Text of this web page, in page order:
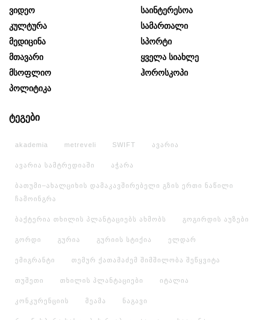
Ვიდეო
Კულტურა
Მედიცინა
Მთავარი
Მსოფლიო
Პოლიტიკა
Საინტერესოა
Სამართალი
Სპორტი
Ყველა Სიახლე
Ჰოროსკოპი
ტეგები
akademia metreveli SWIFT ავარია
ავარია სამტრედიაში აჭარა
ბათუმი–ახალციხის დამაკავშირებელი გზის ერთი ნაწილი
ჩამოინგრა
ბაქტერია თხილის პლანტაციებს ახმობს გოგირდის აუზები
გორდი გურია გურიის სტიქია ელდარ
ემიგრანტი თემურ ქათამაძემ შიმშილობა შეწყვიტა
თუშეთი თხილის პლანტაციები იტალია
კონკურენციის მეამა ნაგავი